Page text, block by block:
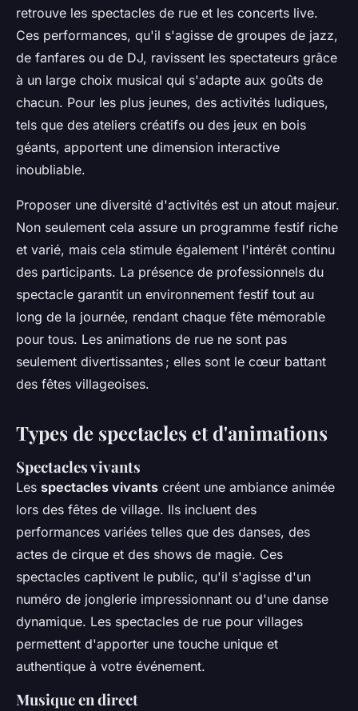
retrouve les spectacles de rue et les concerts live.
Ces performances, qu'il s'agisse de groupes de jazz,
de fanfares ou de DJ, ravissent les spectateurs grâce
à un large choix musical qui s'adapte aux goûts de
chacun. Pour les plus jeunes, des activités ludiques,
tels que des ateliers créatifs ou des jeux en bois
géants, apportent une dimension interactive
inoubliable.
Proposer une diversité d'activités est un atout majeur.
Non seulement cela assure un programme festif riche
et varié, mais cela stimule également l'intérêt continu
des participants. La présence de professionnels du
spectacle garantit un environnement festif tout au
long de la journée, rendant chaque fête mémorable
pour tous. Les animations de rue ne sont pas
seulement divertissantes ; elles sont le cœur battant
des fêtes villageoises.
Types de spectacles et d'animations
Spectacles vivants
Les spectacles vivants créent une ambiance animée
lors des fêtes de village. Ils incluent des
performances variées telles que des danses, des
actes de cirque et des shows de magie. Ces
spectacles captivent le public, qu'il s'agisse d'un
numéro de jonglerie impressionnant ou d'une danse
dynamique. Les spectacles de rue pour villages
permettent d'apporter une touche unique et
authentique à votre événement.
Musique en direct